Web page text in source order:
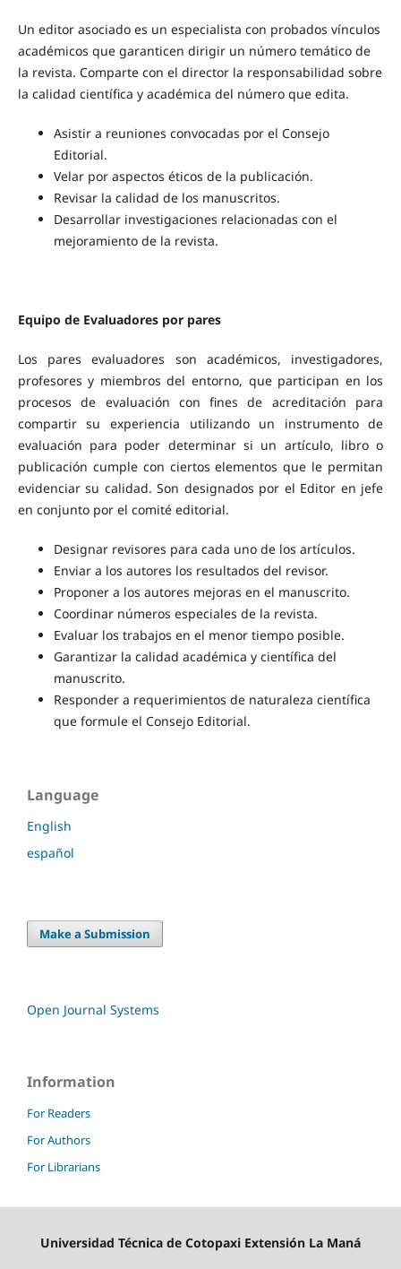
Un editor asociado es un especialista con probados vínculos
académicos que garanticen dirigir un número temático de
la revista. Comparte con el director la responsabilidad sobre
la calidad científica y académica del número que edita.
Asistir a reuniones convocadas por el Consejo
Editorial.
Velar por aspectos éticos de la publicación.
Revisar la calidad de los manuscritos.
Desarrollar investigaciones relacionadas con el
mejoramiento de la revista.
Equipo de Evaluadores por pares
Los pares evaluadores son académicos, investigadores,
profesores y miembros del entorno, que participan en los
procesos de evaluación con fines de acreditación para
compartir su experiencia utilizando un instrumento de
evaluación para poder determinar si un artículo, libro o
publicación cumple con ciertos elementos que le permitan
evidenciar su calidad. Son designados por el Editor en jefe
en conjunto por el comité editorial.
Designar revisores para cada uno de los artículos.
Enviar a los autores los resultados del revisor.
Proponer a los autores mejoras en el manuscrito.
Coordinar números especiales de la revista.
Evaluar los trabajos en el menor tiempo posible.
Garantizar la calidad académica y científica del
manuscrito.
Responder a requerimientos de naturaleza científica
que formule el Consejo Editorial.
Language
English
español
Make a Submission
Open Journal Systems
Information
For Readers
For Authors
For Librarians
Universidad Técnica de Cotopaxi Extensión La Maná